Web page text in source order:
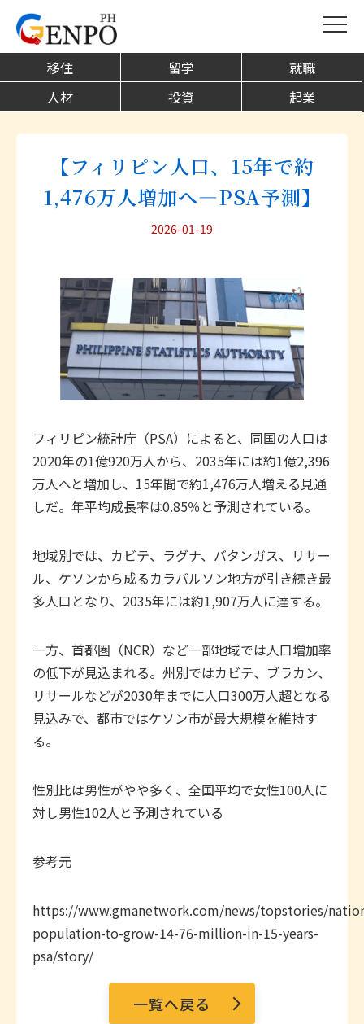
移住 留学
就職
人材
投資 起業
【フィリピン人口、15年で約
1,476万人増加へ―PSA予測】
2026-01-19
フィリピン統計庁（PSA）によると、同国の人口は
2020年の1億920万人から、2035年には約1億2,396
万人へと増加し、15年間で約1,476万人増える見通
しだ。年平均成長率は0.85％と予測されている。
地域別では、カビテ、ラグナ、バタンガス、リサー
ル、ケソンから成るカラバルソン地方が引き続き最
多人口となり、2035年には約1,907万人に達する。
一方、首都圏（NCR）など一部地域では人口増加率
の低下が見込まれる。州別ではカビテ、ブラカン、
リサールなどが2030年までに人口300万人超となる
見込みで、都市ではケソン市が最大規模を維持す
る。
性別比は男性がやや多く、全国平均で女性100人に
対し男性102人と予測されている
参考元
https://www.gmanetwork.com/news/topstories/
population-to-grow-14-76-million-in-15-years-
psa/story/
一覧へ戻る